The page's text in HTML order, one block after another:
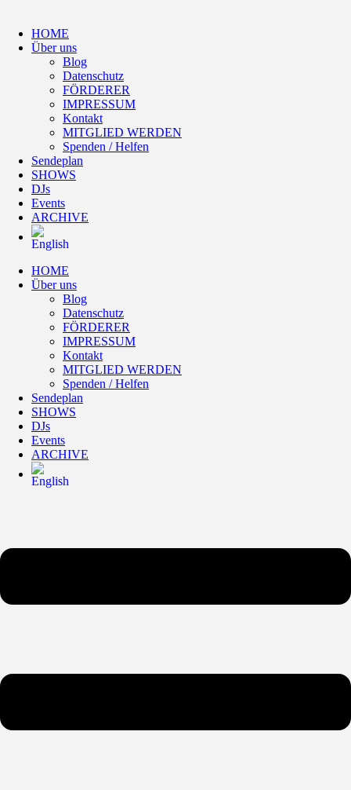
HOME
Über uns
Blog
Datenschutz
FÖRDERER
IMPRESSUM
Kontakt
MITGLIED WERDEN
Spenden / Helfen
Sendeplan
SHOWS
DJs
Events
ARCHIVE
HOME
Über uns
Blog
Datenschutz
FÖRDERER
IMPRESSUM
Kontakt
MITGLIED WERDEN
Spenden / Helfen
Sendeplan
SHOWS
DJs
Events
ARCHIVE